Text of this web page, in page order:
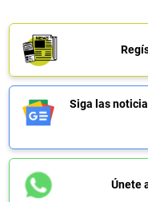
Siga las
Únete